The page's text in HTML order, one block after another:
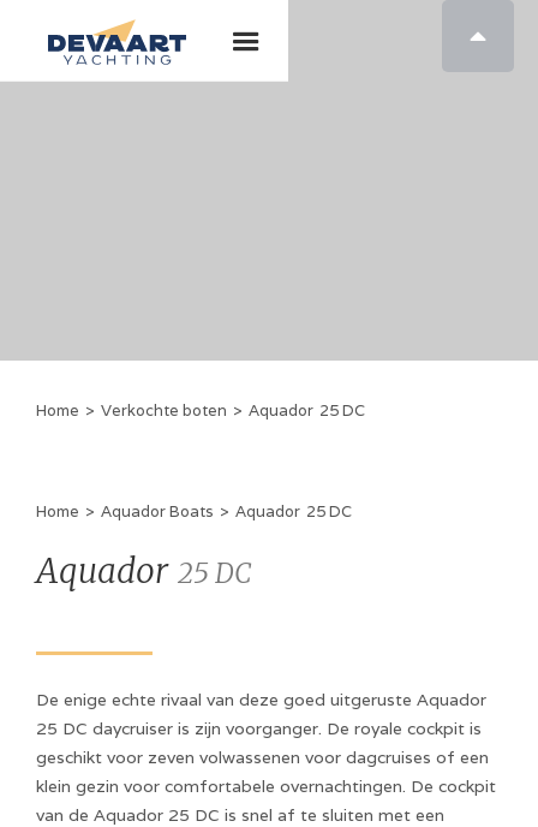

Home > Verkochte boten > Aquador 25 DC
Home > Aquador Boats > Aquador 25 DC
Aquador 25 DC
De enige echte rivaal van deze goed uitgeruste Aquador
25 DC daycruiser is zijn voorganger. De royale cockpit is
geschikt voor zeven volwassenen voor dagcruises of een
klein gezin voor comfortabele overnachtingen. De cockpit
van de Aquador 25 DC is snel af te sluiten met een